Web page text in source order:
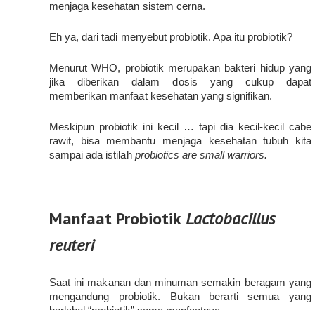
menjaga kesehatan sistem cerna.
Eh ya, dari tadi menyebut probiotik. Apa itu probiotik?
Menurut WHO, probiotik merupakan bakteri hidup yang
jika diberikan dalam dosis yang cukup dapat
memberikan manfaat kesehatan yang signifikan.
Meskipun probiotik ini kecil … tapi dia kecil-kecil cabe
rawit, bisa membantu menjaga kesehatan tubuh kita
sampai ada istilah probiotics are small warriors.
Manfaat Probiotik Lactobacillus
reuteri
Saat ini makanan dan minuman semakin beragam yang
mengandung probiotik. Bukan berarti semua yang